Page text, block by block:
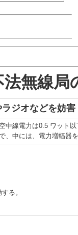
法無線局
ジオなどを妨
中線電力は0.5 ワット
、中には、電力増幅器
る。